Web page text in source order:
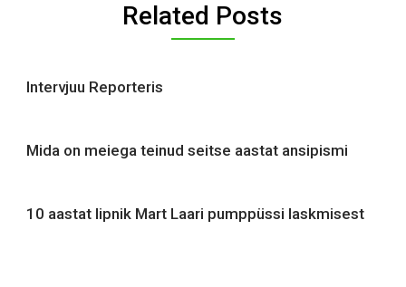
Related Posts
Intervjuu Reporteris
Mida on meiega teinud seitse aastat ansipismi
10 aastat lipnik Mart Laari pumppüssi laskmisest